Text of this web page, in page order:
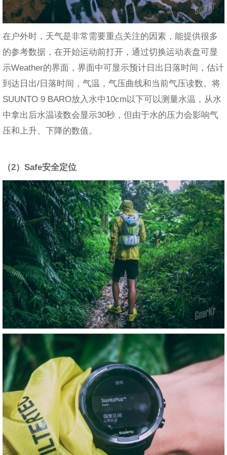
在户外时，天气是非常需要重点关注的因素，能提供很多
的参考数据，在开始运动前打开，通过切换运动表盘可显
示Weather的界面，界面中可显示预计日出日落时间，估计
到达日出/日落时间，气温，气压曲线和当前气压读数。将
SUUNTO 9 BARO放入水中10cm以下可以测量水温，从水
中拿出后水温读数会显示30秒，但由于水的压力会影响气
压和上升、下降的数值。
（2）Safe安全定位